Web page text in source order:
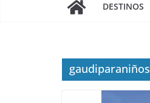
DESTINOS
gaudiparaniños